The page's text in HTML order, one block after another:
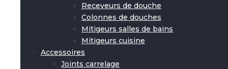
Receveurs de douche
Colonnes de douches
Mitigeurs salles de bains
Mitigeurs cuisine
Accessoires
Joints carrelage